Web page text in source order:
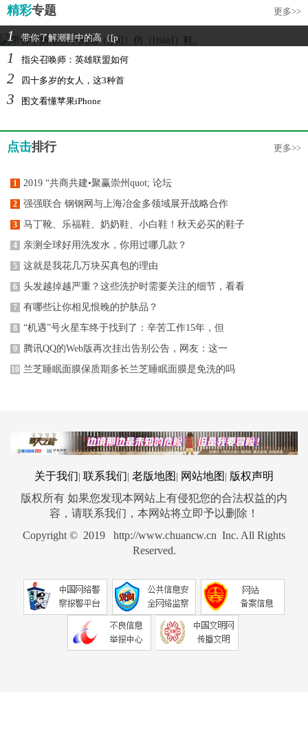
精彩专题 更多>>
1 带你了解潮鞋中的高（[p
1 指尖召唤师：英雄联盟如何
2 四十多岁的女人，这3种首
3 图文看懂苹果iPhone
点击排行 更多>>
1 2019 “共商共建•聚赢崇州quot; 论坛
2 强强联合 钢钢网与上海冶金多领域展开战略合作
3 马丁靴、乐福鞋、奶奶鞋、小白鞋！秋天必买的鞋子
4 亲测全球好用洗发水，你用过哪几款？
5 这就是我花几万块买真包的理由
6 头发越掉越严重？这些洗护时需要关注的细节，看看
7 有哪些让你相见恨晚的护肤品？
8 “机遇”号火星车终于找到了：辛苦工作15年，但
9 腾讯QQ的Web版再次挂出告别公告，网友：这一
10 兰芝睡眠面膜保质期多长兰芝睡眠面膜是免洗的吗
关于我们 联系我们 老版地图 网站地图
版权声明
版权所有 如果您发现本网站上有侵犯您的合法权益的内
容，请联系我们，本网站将立即予以删除！
Copyright © 2019 http://www.chuancw.cn Inc. All Rights
Reserved.